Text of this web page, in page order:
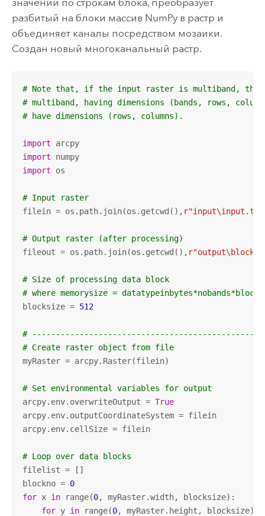
разбитый на блоки массив NumPy в растр и
объединяет каналы посредством мозаики.
Создан новый многоканальный растр.
# Note that, if the input raster is multiband, the
# multiband, having dimensions (bands, rows,
# have dimensions (rows, columns).
import
arcpy
import
numpy
import os
# Input raster
filein = os.path.join(os.getcwd(),
# Output raster (after processing)
fileout = os.path.join(os.getcwd(),
# Size of processing data block
# where memorysize =
blocksize = 512
#
# Create raster object from file
myRaster = arcpy.Raster(filein)
# Set environmental variables for output
arcpy.env.overwriteOutput = True
arcpy.env.outputCoordinateSystem = filein
arcpy.env.cellSize = filein
# Loop over data blocks
filelist = []
blockno = 0
for x in range(0, myRaster.width, blocksize):
for y in range(0, myRaster.height, blocksize):